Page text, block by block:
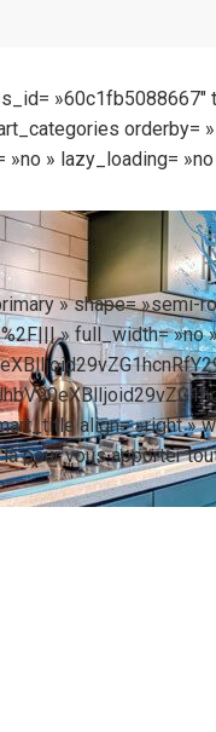
»60c1fb5088667″
orderby=
»no » lazy_loading=
» shape=
» full_width= »no
align= »right »
pour vous apporter